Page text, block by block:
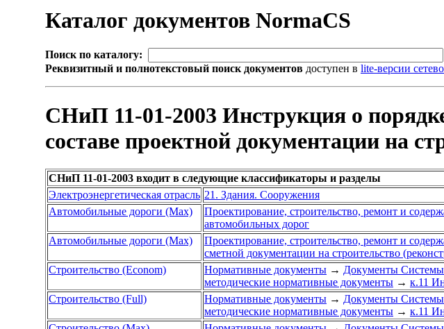
Каталог документов NormaCS
Поиск по каталогу:
Реквизитный и полнотекстовый поиск документов доступен в lite-версии
СНиП 11-01-2003 Инструкция о
составе проектной документации на
СНиП 11-01-2003 входит в следующие классификаторы и разделы
Электроэнергетическая отрасль 21. Здания. Сооружения
Автомобильные дороги (Max)
Проектирование, строительство, ремонт и
автомобильных дорог
Автомобильные дороги (Max)
Проектирование, строительство, ремонт и
сметной документации на строительство
Строительство (Econom)
Нормативные документы → Документы Системы
методические нормативные документы → к.11
Строительство (Full)
Нормативные документы → Документы Системы
методические нормативные документы → к.11